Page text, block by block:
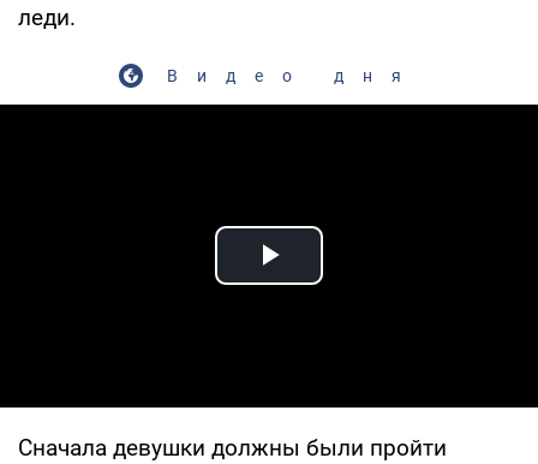
леди.
Видео дня
Play Video
Сначала девушки должны были пройти